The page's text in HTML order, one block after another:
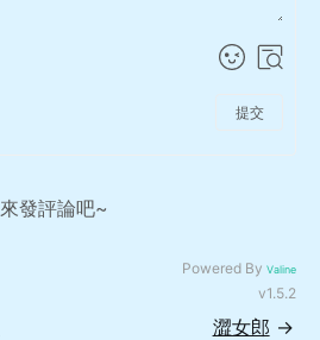
提交
來發評論吧~
Powered By Valine
v1.5.2
澀女郎 →